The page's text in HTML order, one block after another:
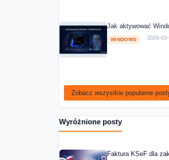
Jak aktywować
WINDOWS 2026-
Zobacz wszystkie popularne
Wyróżnione posty
Faktura KSeF dla